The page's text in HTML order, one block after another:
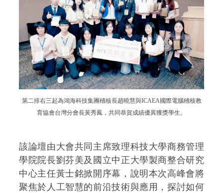
第二排右三起為鴻海科技集團稽核長趙曉慧與ICAEA國際電腦稽核教
育協會台灣分會長黃秀鳳，共同恭賀成績優異獲獎學生。
該論壇由大會共同主席致理科技大學商務管理
學院院長劉芬美及國立中正大學製商整合研究
中心主任黃士銘掀開序幕，說明本次高峰會將
聚焦於人工智慧的前沿技術與應用，探討如何